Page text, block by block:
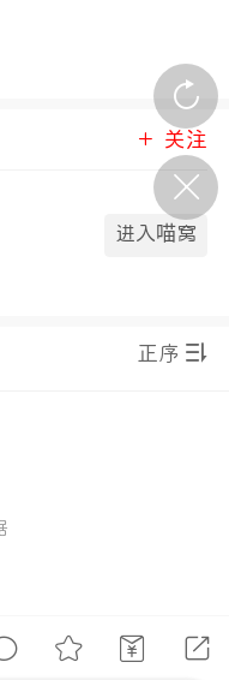
紫发特辑
关注
进入喵窝
正序